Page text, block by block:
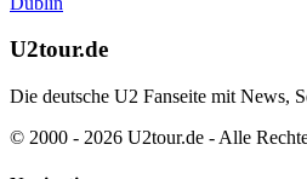
U2tour.de
Die deutsche U2 Fanseite mit News,
© 2000 - 2026 U2tour.de - Alle